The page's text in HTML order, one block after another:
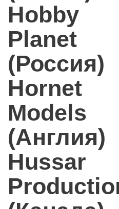
Hobby
Planet
(Россия)
Hornet
Models
(Англия)
Hussar